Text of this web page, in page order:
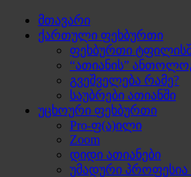
მთავარი
ქართული ფეხბურთი
ფეხბურთი
“ათიანის”
გვეშველება რამე?
საუბრები ათიანში
უცხოური ფეხბურთი
Pro-ფ(ა)ილი
Zoom
დიდი ათიანები
უმადური